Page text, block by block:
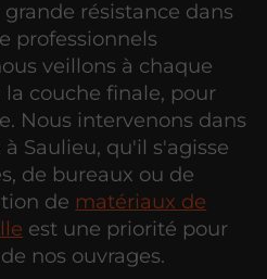
résistance dans
professionnels
veillons à chaque
couche finale, pour
Nous intervenons dans
Saulieu, qu'il s'agisse
de bureaux ou de
de matériaux de
est une priorité pour
nos ouvrages.